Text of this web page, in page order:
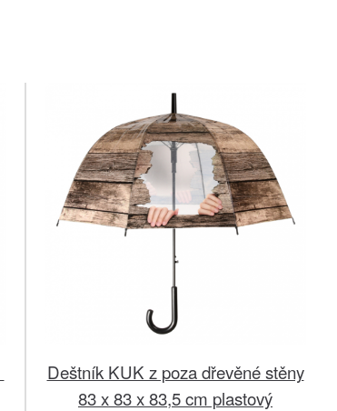
Deštník KUK z poza dřevěné stěny
83 x 83 x 83,5 cm plastový